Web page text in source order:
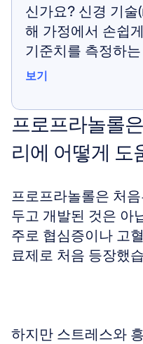
신가요? 신경 기
해 가정에서 손쉽
기준치를 측정하
보기
프로프라놀롤
리에 어떻게 도
프로프라놀롤은 처음
두고 개발된 것은 아
주로 협심증이나 고
료제로 처음 등장했
하지만 스트레스와